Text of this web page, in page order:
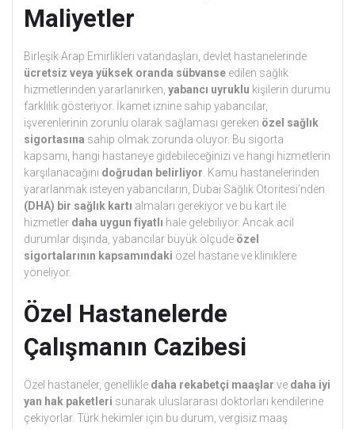
Maliyetler
Birleşik Arap Emirlikleri vatandaşları, devlet hastanelerinde
ücretsiz veya yüksek oranda sübvanse edilen sağlık
hizmetlerinden yararlanırken, yabancı uyruklu kişilerin durumu
farklılık gösteriyor. İkamet iznine sahip yabancılar,
işverenlerinin zorunlu olarak sağlaması gereken özel sağlık
sigortasına sahip olmak zorunda oluyor. Bu sigorta
kapsamı, hangi hastaneye gidebileceğinizi ve hangi hizmetlerin
karşılanacağını doğrudan belirliyor . Kamu hastanelerinden
yararlanmak isteyen yabancıların, Dubai Sağlık Otoritesi’nden
(DHA) bir sağlık kartı almaları gerekiyor ve bu kart ile
hizmetler daha uygun fiyatlı hale gelebiliyor. Ancak acil
durumlar dışında, yabancılar büyük ölçüde özel
sigortalarının kapsamındaki özel hastane ve kliniklere
yöneliyor.
Özel Hastanelerde
Çalışmanın Cazibesi
Özel hastaneler, genellikle daha rekabetçi maaşlar ve daha iyi
yan hak paketleri sunarak uluslararası doktorları kendilerine
çekiyorlar. Türk hekimler için bu durum, vergisiz maaş